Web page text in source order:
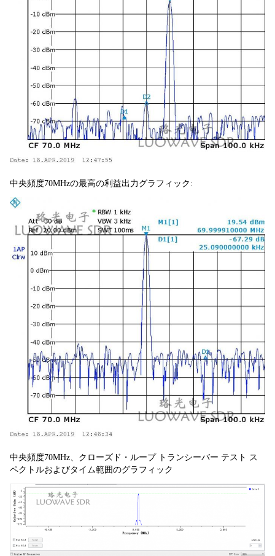
中央頻度70MHzの最高の利益出力グラフィック:
中央頻度70MHz、クローズド・ループ トランシーバー テスト ス
ペクトルおよびタイム範囲のグラフィック